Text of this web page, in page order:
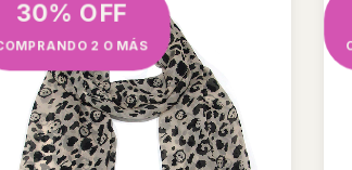
30% OFF
COMPRANDO 2 O MÁS